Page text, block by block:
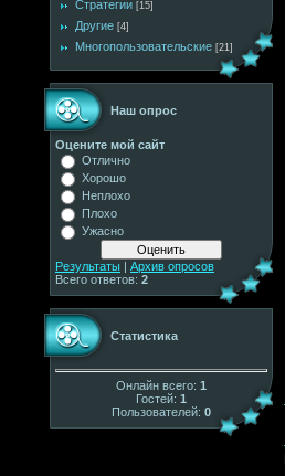
Стратегии [15]
Другие [4]
Многопользовательские [21]
Наш опрос
Оцените мой сайт
Отлично
Хорошо
Неплохо
Плохо
Ужасно
Результаты | Архив опросов
Всего ответов: 2
Статистика
Онлайн всего: 1
Гостей: 1
Пользователей: 0